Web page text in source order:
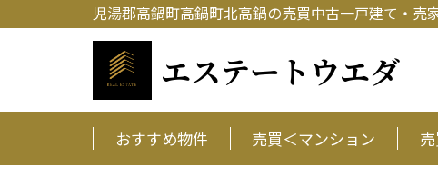
児湯郡高鍋町高鍋町北高鍋の売買中古一戸建て・
エステートウエダ
おすすめ物件 売買＜マンション